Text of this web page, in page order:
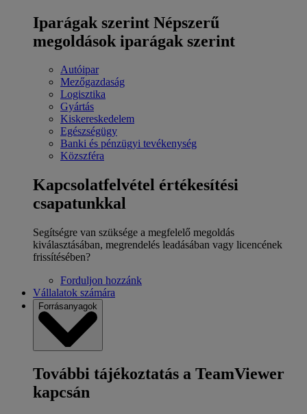
Iparágak szerint Népszerű
megoldások iparágak szerint
Autóipar
Mezőgazdaság
Logisztika
Gyártás
Kiskereskedelem
Egészségügy
Banki és pénzügyi tevékenység
Közszféra
Kapcsolatfelvétel értékesítési
csapatunkkal
Segítségre van szüksége a megfelelő megoldás
kiválasztásában, megrendelés leadásában vagy licencének
frissítésében?
Forduljon hozzánk
Vállalatok számára
Forrásanyagok
További tájékoztatás a TeamViewer
kapcsán